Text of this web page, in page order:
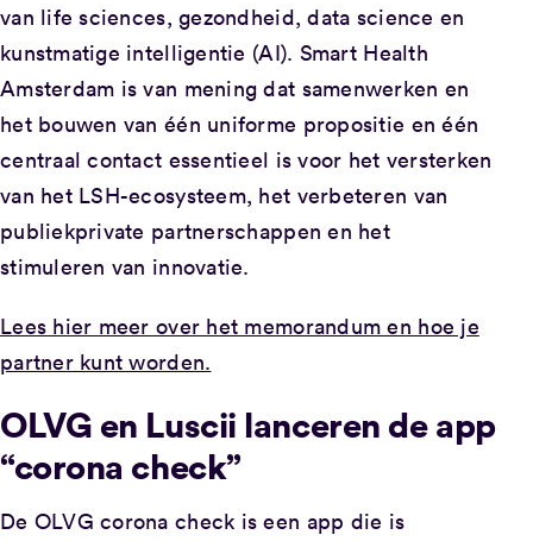
van life sciences, gezondheid, data science en
kunstmatige intelligentie (AI). Smart Health
Amsterdam is van mening dat samenwerken en
het bouwen van één uniforme propositie en één
centraal contact essentieel is voor het versterken
van het LSH-ecosysteem, het verbeteren van
publiekprivate partnerschappen en het
stimuleren van innovatie.
Lees hier meer over het memorandum en hoe je
partner kunt worden.
OLVG en Luscii lanceren de app
“corona check”
De OLVG corona check is een app die is